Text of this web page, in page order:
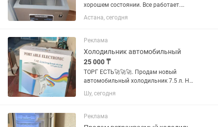
хорошем состоянии. Все работает.
Продаю в связи переездом.
Астана, сегодня
Реклама
Холодильник автомобильный
25 000 ₸
ТОРГ ЕСТЬ🚀🚀🚀. Продам новый
автомобильный холодильник 7.5 л. Не
использовался ни разу, полностью
новый. Оснащён функциями
поездок, отдыха, рыбалки, кемпинга и...
Шу, сегодня
Реклама